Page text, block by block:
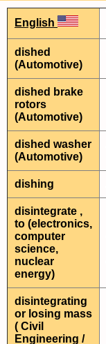
English
dished
(Automotive)
dished brake
rotors
(Automotive)
dished washer
(Automotive)
dishing
disintegrate ,
to (electronics,
computer
science,
nuclear
energy)
disintegrating
or losing mass
( Civil
Engineering /